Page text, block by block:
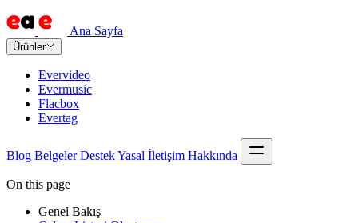
Ana Sayfa
Ürünler
Evervideo
Evermusic
Flacbox
Evertag
Blog Belgeler DestekYasal İletişim Hakkında
On this page
Genel Bakış